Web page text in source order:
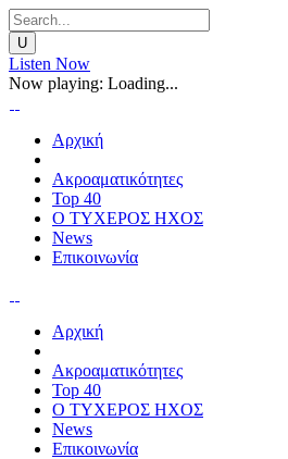
Listen Now
Now playing: Loading...
Αρχική
Ακροαματικότητες
Top 40
Ο ΤΥΧΕΡΟΣ ΗΧΟΣ
News
Επικοινωνία
Αρχική
Ακροαματικότητες
Top 40
Ο ΤΥΧΕΡΟΣ ΗΧΟΣ
News
Επικοινωνία